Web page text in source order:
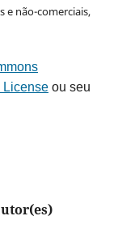
e não-comerciais,
Licenseou seu